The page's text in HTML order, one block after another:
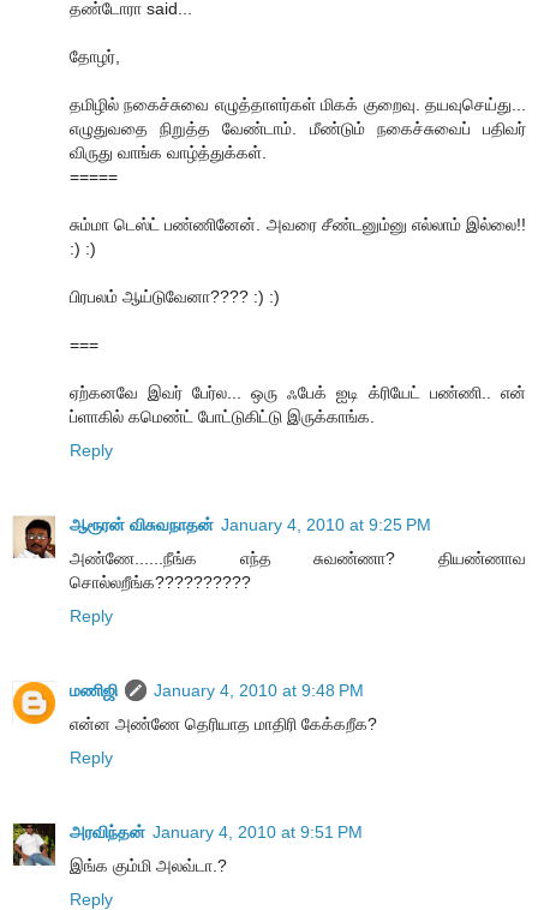
தண்டோரா said...
தோழர்,
தமிழில் நகைச்சுவை எழுத்தாளர்கள் மிகக் குறைவு. தயவுசெய்து...
எழுதுவதை நிறுத்த வேண்டாம். மீண்டும் நகைச்சுவைப் பதிவர்
விருது வாங்க வாழ்த்துக்கள்.
=====
சும்மா டெஸ்ட் பண்ணினேன். அவரை சீண்டனும்னு எல்லாம் இல்லை!!
:) :)
பிரபலம் ஆய்டுவேனா???? :) :)
===
ஏற்கனவே இவர் பேர்ல... ஒரு ஃபேக் ஐடி க்ரியேட் பண்ணி.. என்
ப்ளாகில் கமெண்ட் போட்டுகிட்டு இருக்காங்க.
Reply
ஆரூரன் விசுவநாதன் January 4, 2010 at 9:25 PM
அண்ணே......நீங்க எந்த சுவண்ணா? தியண்ணாவ
சொல்லறீங்க??????????
Reply
மணிஜி
January 4, 2010 at 9:48 PM
என்ன அண்ணே தெரியாத மாதிரி கேக்கறீக?
Reply
அரவிந்தன் January 4, 2010 at 9:51 PM
இங்க கும்மி அலவ்டா.?
Reply